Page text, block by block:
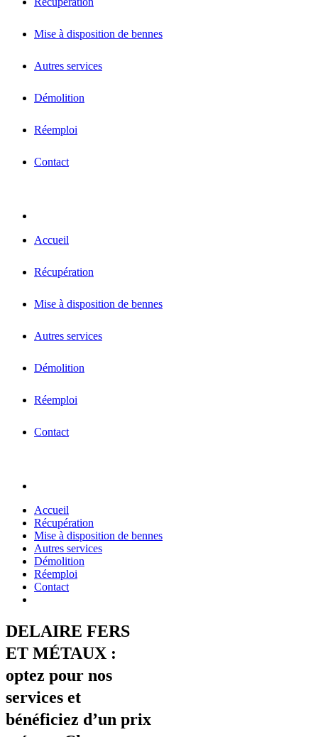
Mise à disposition de bennes
Autres services
Démolition
Réemploi
Contact
Accueil
Récupération
Mise à disposition de bennes
Autres services
Démolition
Réemploi
Contact
Accueil
Récupération
Mise à disposition de bennes
Autres services
Démolition
Réemploi
Contact
DELAIRE FERS
ET MÉTAUX :
optez pour nos
services et
bénéficiez d’un prix